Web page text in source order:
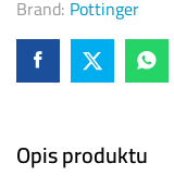
Brand: Pottinger
Opis produktu